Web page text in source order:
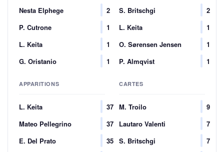
Nesta Elphege
2
P. Cutrone
1
L. Keita
1
G. Oristanio
1
S. Britschgi
2
L. Keita
1
O. Sørensen Jensen
1
P. Almqvist
1
APPARITIONS
L. Keita
37
Mateo Pellegrino
37
E. Del Prato
35
CARTES
M. Troilo
9
Lautaro Valenti
7
S. Britschgi
7